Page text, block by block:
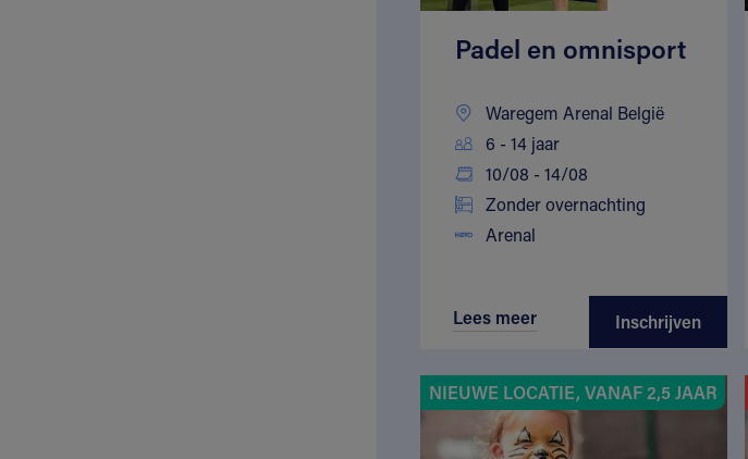
Padel en omnisport
Waregem Arenal België
6 - 14 jaar
10/08 - 14/08
Zonder overnachting
Arenal
Lees meer Inschrijven
NIEUWE LOCATIE, VANAF 2,5 JAAR